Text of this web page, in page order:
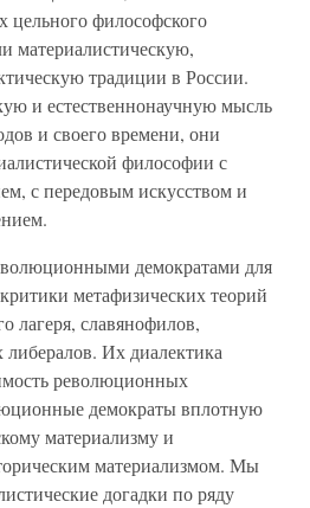
цельного философского
материалистическую,
традиции в России.
и естественнонаучную мысль
и своего времени, они
философии с
с передовым искусством и
демократами для
метафизических теорий
лагеря, славянофилов,
Их диалектика
революционных
демократы вплотную
материализму и
материализмом. Мы
догадки по ряду